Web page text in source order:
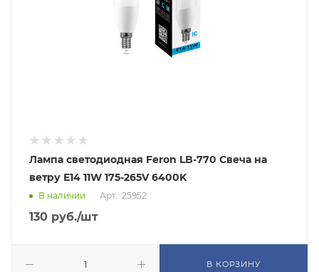
Лампа светодиодная Feron LB-770 Свеча на
ветру E14 11W 175-265V 6400K
В наличии Арт.: 25952
130 руб./шт
В КОРЗИНУ